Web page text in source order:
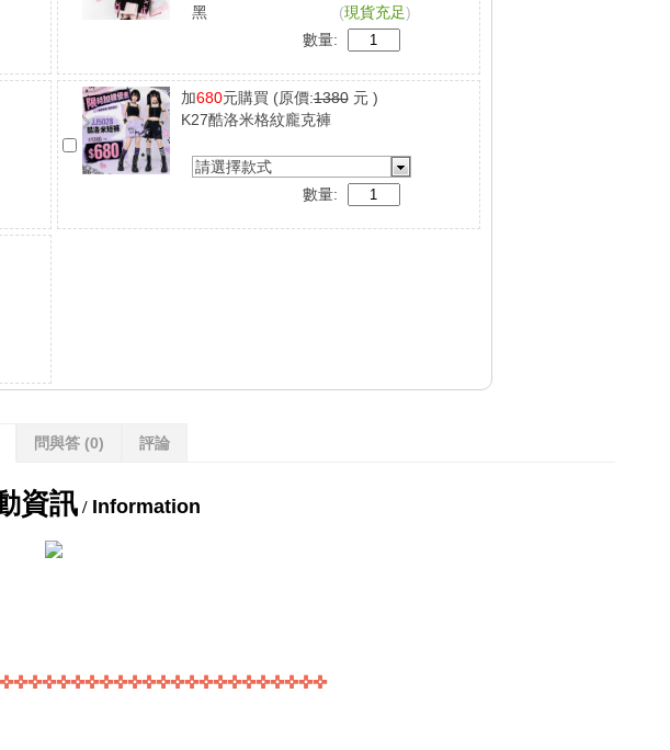
黑 (現貨充足)
數量:
加680元購買 (原價:1380元 )
K27酷洛米格紋龐克褲
請選擇款式
數量:
問與答 (0) 評論